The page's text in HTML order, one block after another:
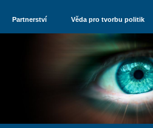
Partnerství Věda pro tvorbu politik